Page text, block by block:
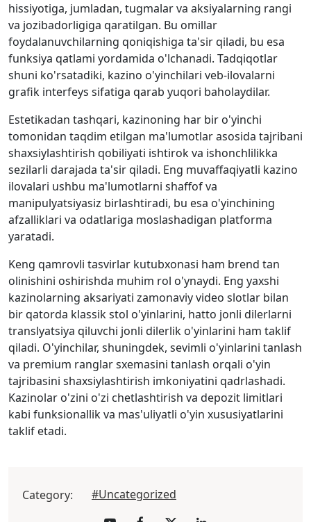
hissiyotiga, jumladan, tugmalar va aksiyalarning rangi
va jozibadorligiga qaratilgan. Bu omillar
foydalanuvchilarning qoniqishiga ta'sir qiladi, bu esa
funksiya qatlami yordamida o'lchanadi. Tadqiqotlar
shuni ko'rsatadiki, kazino o'yinchilari veb-ilovalarni
grafik interfeys sifatiga qarab yuqori baholaydilar.
Estetikadan tashqari, kazinoning har bir o'yinchi
tomonidan taqdim etilgan ma'lumotlar asosida tajribani
shaxsiylashtirish qobiliyati ishtirok va ishonchlilikka
sezilarli darajada ta'sir qiladi. Eng muvaffaqiyatli kazino
ilovalari ushbu ma'lumotlarni shaffof va
manipulyatsiyasiz birlashtiradi, bu esa o'yinchining
afzalliklari va odatlariga moslashadigan platforma
yaratadi.
Keng qamrovli tasvirlar kutubxonasi ham brend tan
olinishini oshirishda muhim rol o'ynaydi. Eng yaxshi
kazinolarning aksariyati zamonaviy video slotlar bilan
bir qatorda klassik stol o'yinlarini, hatto jonli dilerlarni
translyatsiya qiluvchi jonli dilerlik o'yinlarini ham taklif
qiladi. O'yinchilar, shuningdek, sevimli o'yinlarini tanlash
va premium ranglar sxemasini tanlash orqali o'yin
tajribasini shaxsiylashtirish imkoniyatini qadrlashadi.
Kazinolar o'zini o'zi chetlashtirish va depozit limitlari
kabi funksionallik va mas'uliyatli o'yin xususiyatlarini
taklif etadi.
Category: #Uncategorized